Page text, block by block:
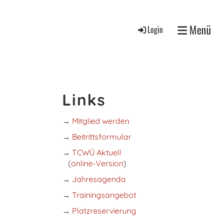
Login Menü
Links
→ Mitglied werden
→ Beitrittsformular
→ TCWÜ Aktuell
(online-Version)
→ Jahresagenda
→ Trainingsangebot
→ Platzreservierung